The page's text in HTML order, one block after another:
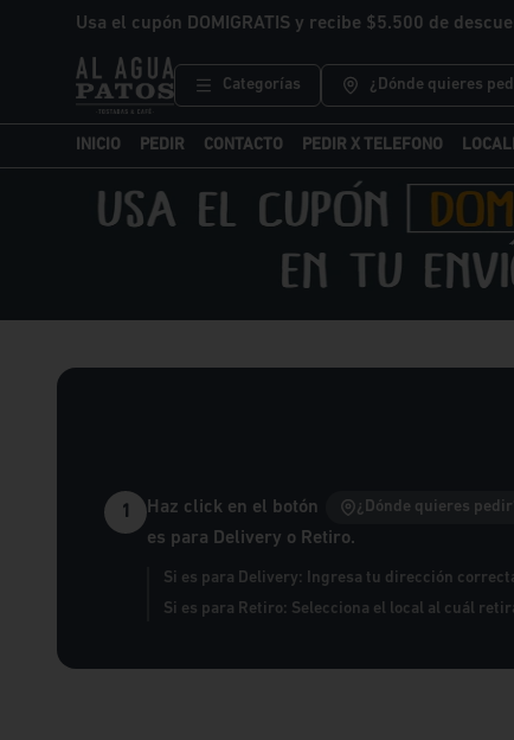
Usa el cupón DOMIGRATIS y recibe $5.500 de
Categorías ¿Dónde quieres
INICIO PEDIR CONTACTO PEDIR X TELEFONO
1 Haz click en el botón ¿Dónde quieres
es para Delivery o Retiro.
Si es para Delivery: Ingresa tu dirección
Si es para Retiro: Selecciona el local al cuál